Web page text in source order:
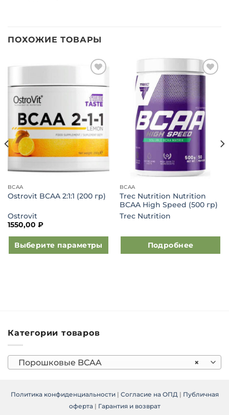
ПОХОЖИЕ ТОВАРЫ
в список
желаний
BCAA
Ostrovit BCAA 2:1:1 (200 гр)
Ostrovit
1550,00 ₽
Выберите параметры
выбрать
на
странице
товара.
Добавить
в список
желаний
BCAA
Trec Nutrition Nutrition
BCAA High Speed (500 гр)
Trec Nutrition
Подробнее
Категории товаров
×
Порошковые BCAA
Политика конфиденциальности| Согласие на ОПД| Публичная
оферта | Гарантия и возврат